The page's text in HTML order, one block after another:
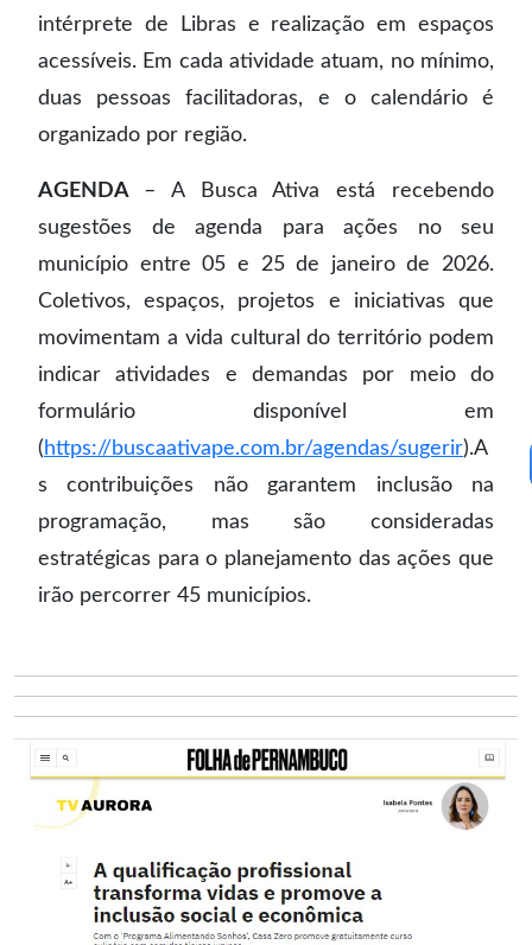
intérprete de Libras e realização em espaços
acessíveis. Em cada atividade atuam, no mínimo,
duas pessoas facilitadoras, e o calendário é
organizado por região.
AGENDA – A Busca Ativa está recebendo
sugestões de agenda para ações no seu
município entre 05 e 25 de janeiro de 2026.
Coletivos, espaços, projetos e iniciativas que
movimentam a vida cultural do território podem
indicar atividades e demandas por meio do
formulário disponível em
( https://buscaativape.com.br/agendas/sugerir).A
s contribuições não garantem inclusão na
programação, mas são consideradas
estratégicas para o planejamento das ações que
irão percorrer 45 municípios.